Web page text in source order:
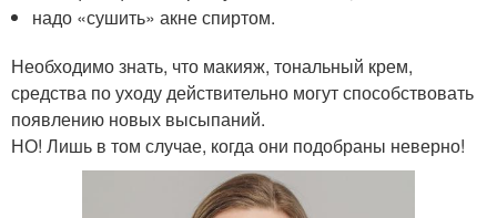
надо «сушить» акне спиртом.
Необходимо знать, что макияж, тональный крем,
средства по уходу действительно могут способствовать
появлению новых высыпаний.
НО! Лишь в том случае, когда они подобраны неверно!